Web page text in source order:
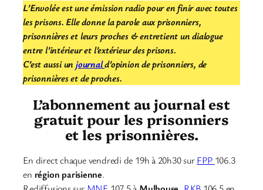
L’Envolée est une émission radio pour en finir avec toutes
les prisons. Elle donne la parole aux prisonniers,
prisonnières et leurs proches & entretient un dialogue
entre l’intérieur et l’extérieur des prisons.
C’est aussi unjournald’opinion de prisonniers, de
prisonnières et de proches.
L’abonnement au journal est
gratuit pour les prisonniers
et les prisonnières.
En direct chaque vendredi de 19h à 20h30 surFPP 106.3
en région parisienne.